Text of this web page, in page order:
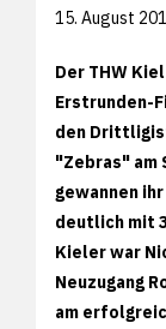
15. August
Der THW
Erstrunden-
den
"Zebras" am
gewannen
deutlich mit
Kieler war
Neuzugang
am